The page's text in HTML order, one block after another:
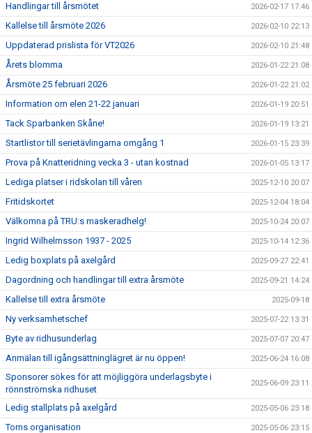
Handlingar till årsmötet 2026-02-17 17:46
Kallelse till årsmöte 2026 2026-02-10 22:13
Uppdaterad prislista för VT2026 2026-02-10 21:48
Årets blomma 2026-01-22 21:08
Årsmöte 25 februari 2026 2026-01-22 21:02
Information om elen 21-22 januari 2026-01-19 20:51
Tack Sparbanken Skåne! 2026-01-19 13:21
Startlistor till serietävlingarna omgång 1 2026-01-15 23:39
Prova på Knatteridning vecka 3 - utan kostnad 2026-01-05 13:17
Lediga platser i ridskolan till våren 2025-12-10 20:07
Fritidskortet 2025-12-04 18:04
Välkomna på TRU:s maskeradhelg! 2025-10-24 20:07
Ingrid Wilhelmsson 1937 - 2025 2025-10-14 12:36
Ledig boxplats på axelgård 2025-09-27 22:41
Dagordning och handlingar till extra årsmöte 2025-09-21 14:24
Kallelse till extra årsmöte 2025-09-18
Ny verksamhetschef 2025-07-22 13:31
Byte av ridhusunderlag 2025-07-07 20:47
Anmälan till igångsättninglägret är nu öppen! 2025-06-24 16:08
Sponsorer sökes för att möjliggöra underlagsbyte i
rönnströmska ridhuset
2025-06-09 23:11
Ledig stallplats på axelgård 2025-05-06 23:18
Torns organisation 2025-05-06 23:15